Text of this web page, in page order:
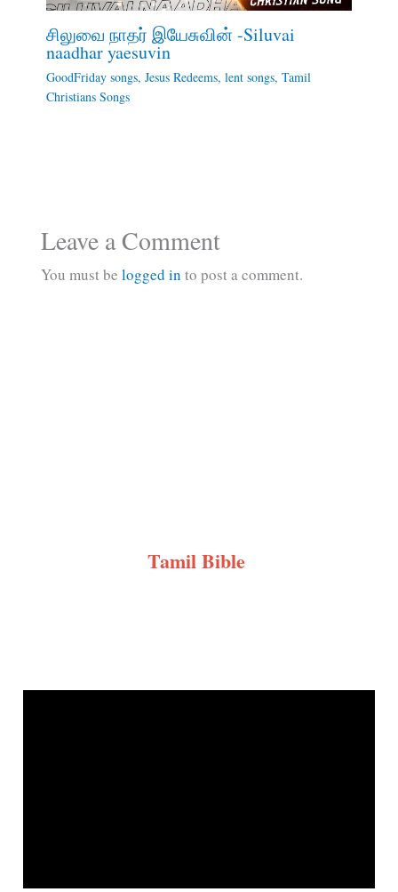
சிலுவை நாதர் இயேசுவின் -Siluvai
naadhar yaesuvin
GoodFriday songs, Jesus Redeems, lent songs, Tamil
Christians Songs
Leave a Comment
You must be logged in to post a comment.
Tamil Bible